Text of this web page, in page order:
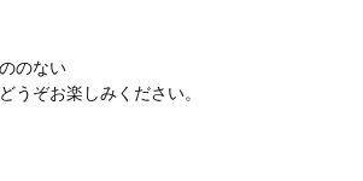
のない
うぞお楽しみください。